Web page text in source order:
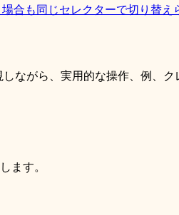
合も同じセレクターで切り替え
しながら、実用的な操作、例、
ます。